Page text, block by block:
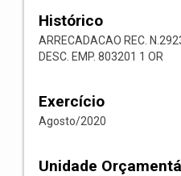
Histórico
ARRECADACAO REC.
DESC. EMP. 803201 1 OR
Exercício
Agosto/2020
Unidade